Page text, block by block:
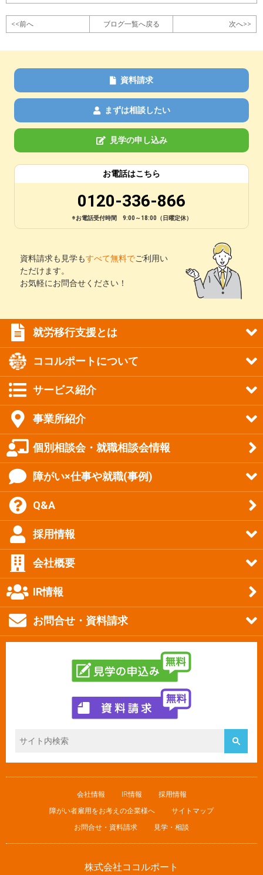
<<前へ ブログ一覧へ戻る 次へ>>
資料請求
まずは相談したい
見学の申し込み
お電話はこちら
0120-336-866
※お電話受付時間 9:00～18:00（日曜定休）
資料請求も見学もすべて無料でご利用い
ただけます。
お気軽にお問合せください！
就労移行支援とは
ココルポートについて
サービス紹介
事業所紹介
個別相談会・就職相談会情報
障がい×仕事や就職(事例)
Q&A
採用情報
会社概要
IR情報
お問合せ・資料請求
会社情報 IR情報
採用情報
障がい者雇用をお考えの企業様へ
サイトマップ
お問合せ・資料請求
見学・相談
株式会社ココルポート